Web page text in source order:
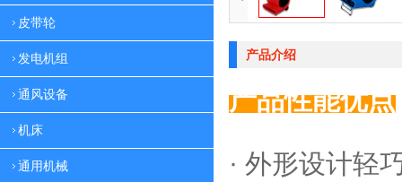
皮带轮
发电机组
通风设备
机床
通用机械
产品介绍
产品性能优点
· 外形设计轻